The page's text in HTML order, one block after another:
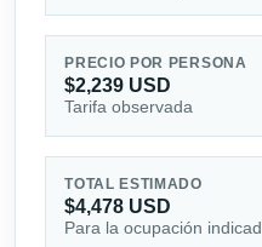
PRECIO POR PERSONA
$2,239 USD
Tarifa observada
TOTAL ESTIMADO
$4,478 USD
Para la ocupación